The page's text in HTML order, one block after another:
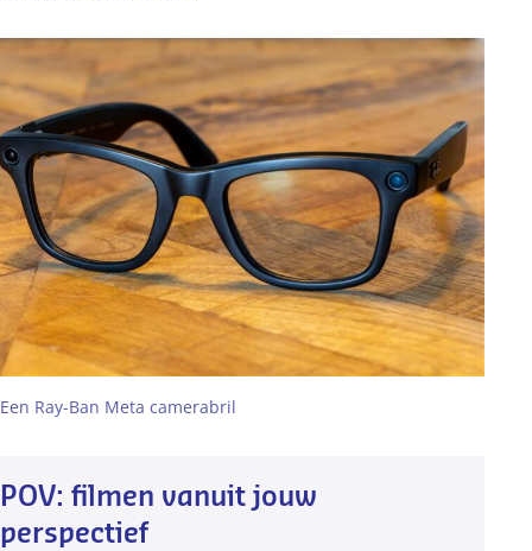
Een Ray-Ban Meta camerabril
POV: filmen vanuit jouw
perspectief